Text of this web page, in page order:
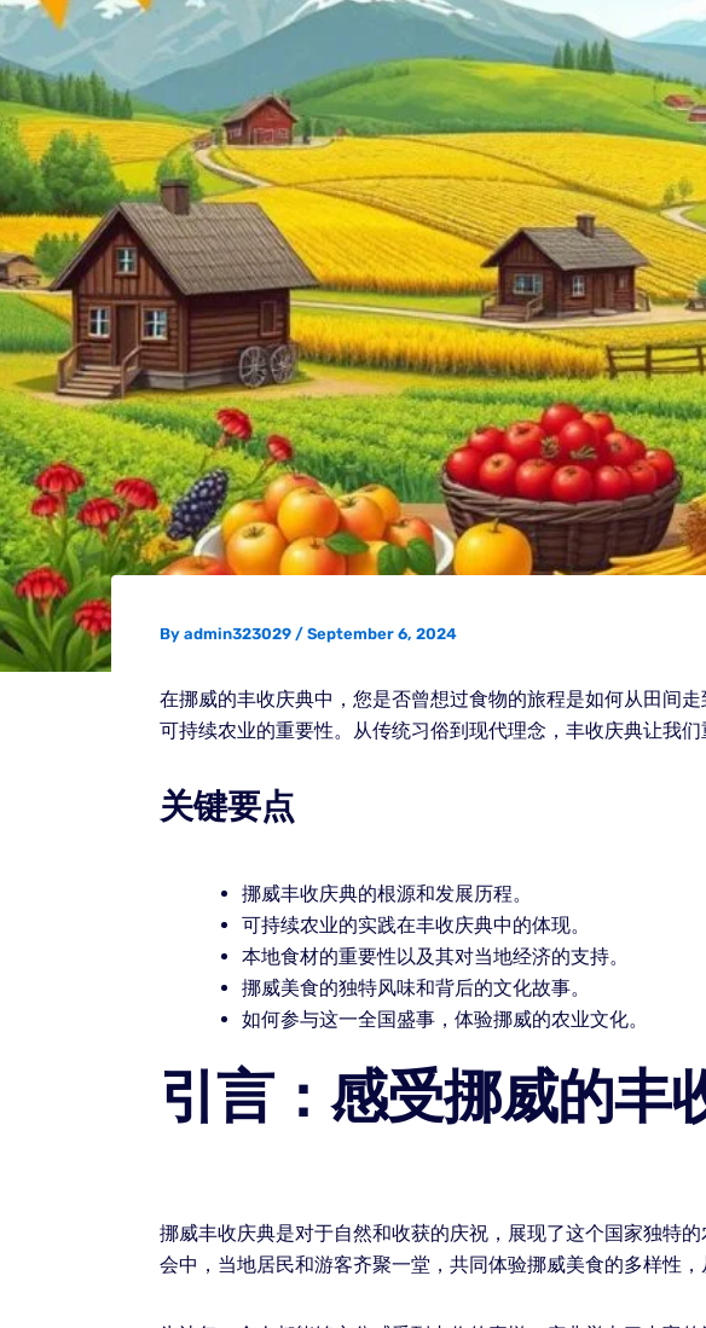
By admin323029 / September 6, 2024
在挪威的丰收庆典中，您是否曾想过食物的旅程是如何从田间
可持续农业的重要性。从传统习俗到现代理念，丰收庆典让我
关键要点
挪威丰收庆典的根源和发展历程。
可持续农业的实践在丰收庆典中的体现。
本地食材的重要性以及其对当地经济的支持。
挪威美食的独特风味和背后的文化故事。
如何参与这一全国盛事，体验挪威的农业文化。
引言：感受挪威的丰
挪威丰收庆典是对于自然和收获的庆祝，展现了这个国家独特
会中，当地居民和游客齐聚一堂，共同体验挪威美食的多样性